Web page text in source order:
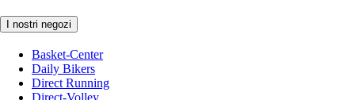
I nostri negozi
Basket-Center
Daily Bikers
Direct Running
Direct-Volley